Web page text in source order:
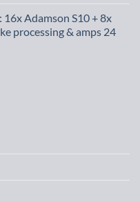
16x Adamson S10 + 8x
processing & amps 24